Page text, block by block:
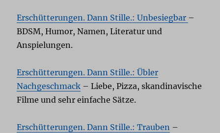
Erschütterungen. Dann Stille.: Unbesiegbar –
BDSM, Humor, Namen, Literatur und
Anspielungen.
Erschütterungen. Dann Stille.: Übler
Nachgeschmack – Liebe, Pizza, skandinavische
Filme und sehr einfache Sätze.
Erschütterungen. Dann Stille.: Trauben –